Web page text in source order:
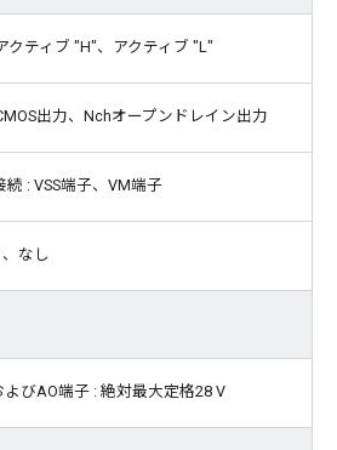
クティブ "H"、アクティブ "L"
出力、Nchオープンドレイン出力
: VSS端子、VM端子
なし
びAO端子 : 絶対最大定格28 V